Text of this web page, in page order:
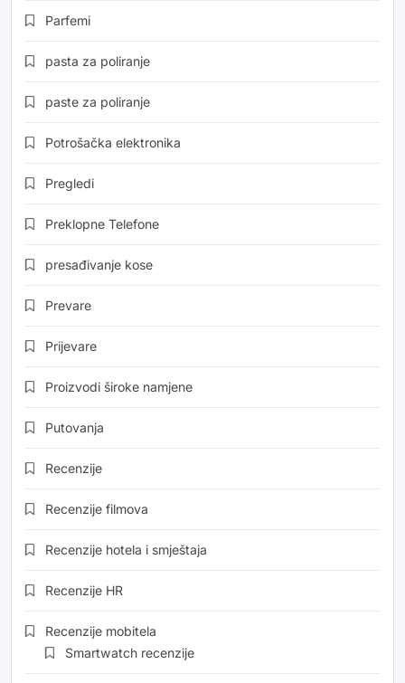
Parfemi
pasta za poliranje
paste za poliranje
Potrošačka elektronika
Pregledi
Preklopne Telefone
presađivanje kose
Prevare
Prijevare
Proizvodi široke namjene
Putovanja
Recenzije
Recenzije filmova
Recenzije hotela i smještaja
Recenzije HR
Recenzije mobitela
Smartwatch recenzije